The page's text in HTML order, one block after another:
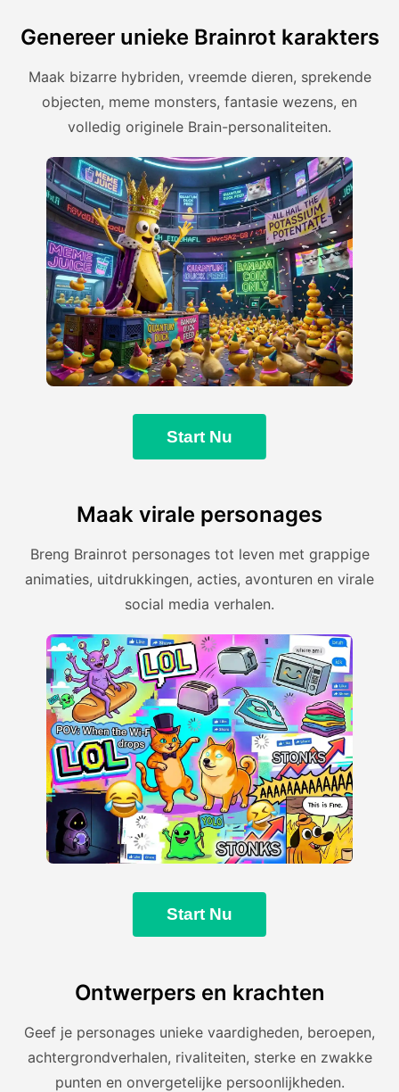
Genereer unieke Brainrot karakters
Maak bizarre hybriden, vreemde dieren, sprekende
objecten, meme monsters, fantasie wezens, en
volledig originele Brain-personaliteiten.
Start Nu
Maak virale personages
Breng Brainrot personages tot leven met grappige
animaties, uitdrukkingen, acties, avonturen en virale
social media verhalen.
Start Nu
Ontwerpers en krachten
Geef je personages unieke vaardigheden, beroepen,
achtergrondverhalen, rivaliteiten, sterke en zwakke
punten en onvergetelijke persoonlijkheden.